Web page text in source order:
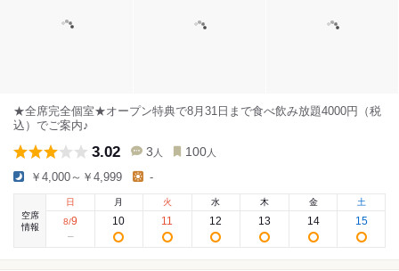
★全席完全個室★オープン特典で8月31日まで食べ飲み放題4000円（税
込）でご案内♪
3.02 3 人 100 人
￥4,000～￥4,999 -
空席
情報
日
8/9
月
10
火
11
水
12
木
13
金
14
土
15